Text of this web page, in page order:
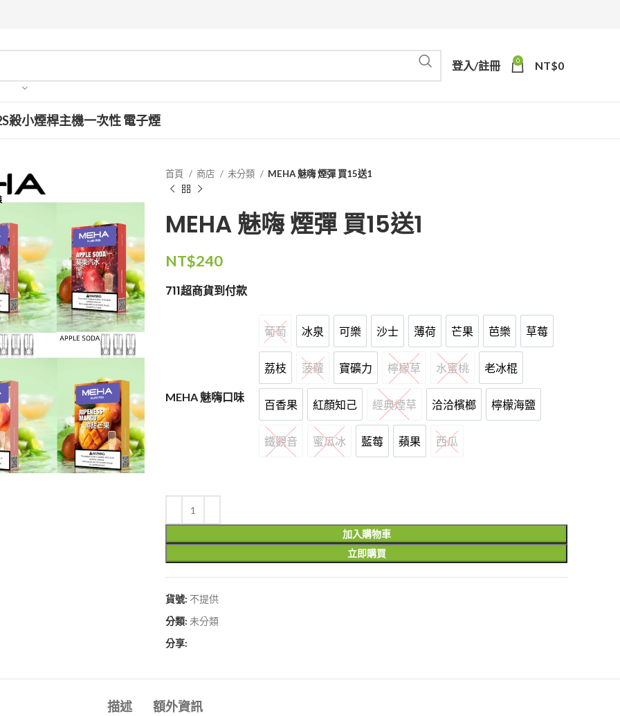
登入/註冊 0 NT$0
殺小煙桿主機一次性 電子煙
首頁 商店 未分類 MEHA 魅嗨 煙彈 買15送1
MEHA 魅嗨 煙彈 買15送1
NT$240
711超商貨到付款
MEHA 魅嗨口味
葡萄
葡萄 冰泉
冰泉 可樂
可樂 沙士
沙士 薄荷
薄荷 芒果
芒果 芭樂
芭樂 草莓
草莓
荔枝
荔枝 菠蘿
菠蘿 寶礦力
寶礦力 檸檬草
檸檬草 水蜜桃
水蜜桃 老冰棍
老冰棍
百香果
百香果 紅顏知己
紅顏知己經典煙草
經典煙草 洽洽檳榔
洽洽檳榔檸檬海鹽
檸檬海鹽
鐵觀音
鐵觀音 蜜瓜冰
蜜瓜冰 藍莓
藍莓 蘋果
蘋果 西瓜
西瓜
加入購物車
立即購買
貨號: 不提供
分類: 未分類
分享:
描述 額外資訊